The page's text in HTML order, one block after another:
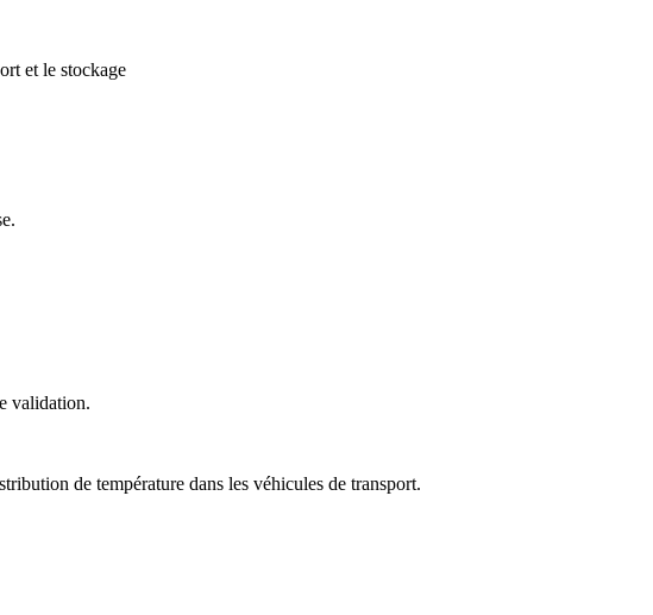
et le stockage
validation.
de température dans les véhicules de transport.